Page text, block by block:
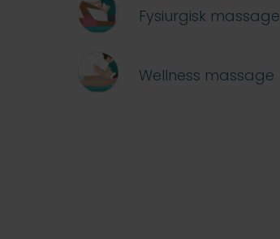
Fysiurgisk massage
Wellness massage